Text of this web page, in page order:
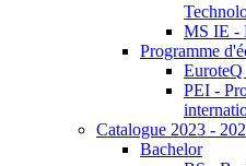
MS IE -
Programme
PEI -
Catalogue 2023 -
Bachelor